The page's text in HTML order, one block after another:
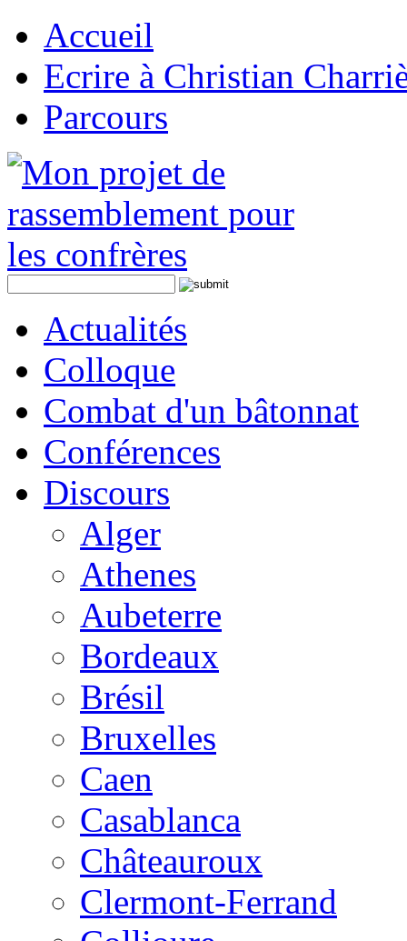
Accueil
Ecrire à Christian
Parcours
Actualités
Colloque
Combat d'un bâtonnat
Conférences
Discours
Alger
Athenes
Aubeterre
Bordeaux
Brésil
Bruxelles
Caen
Casablanca
Châteauroux
Clermont-Ferrand